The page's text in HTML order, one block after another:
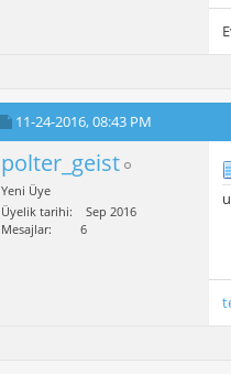
11-24-2016,08:43 PM
polter_geist
Yeni Üye
Üyelik tarihi
Sep 2016
Mesajlar
6